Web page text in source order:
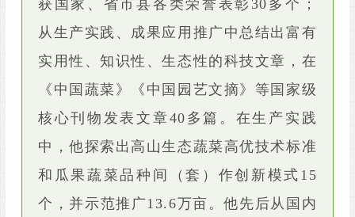
获国家、省市县各类荣誉表彰30多个；
从生产实践、成果应用推广中总结出富有
实用性、知识性、生态性的科技文章，在
《中国蔬菜》《中国园艺文摘》等国家级
核心刊物发表文章40多篇。在生产实践
中，他探索出高山生态蔬菜高优技术标准
和瓜果蔬菜品种间（套）作创新模式15
个，并示范推广13.6万亩。他先后从国内